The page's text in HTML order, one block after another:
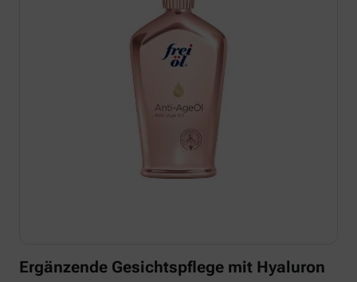
Ergänzende Gesichtspflege mit Hyaluron